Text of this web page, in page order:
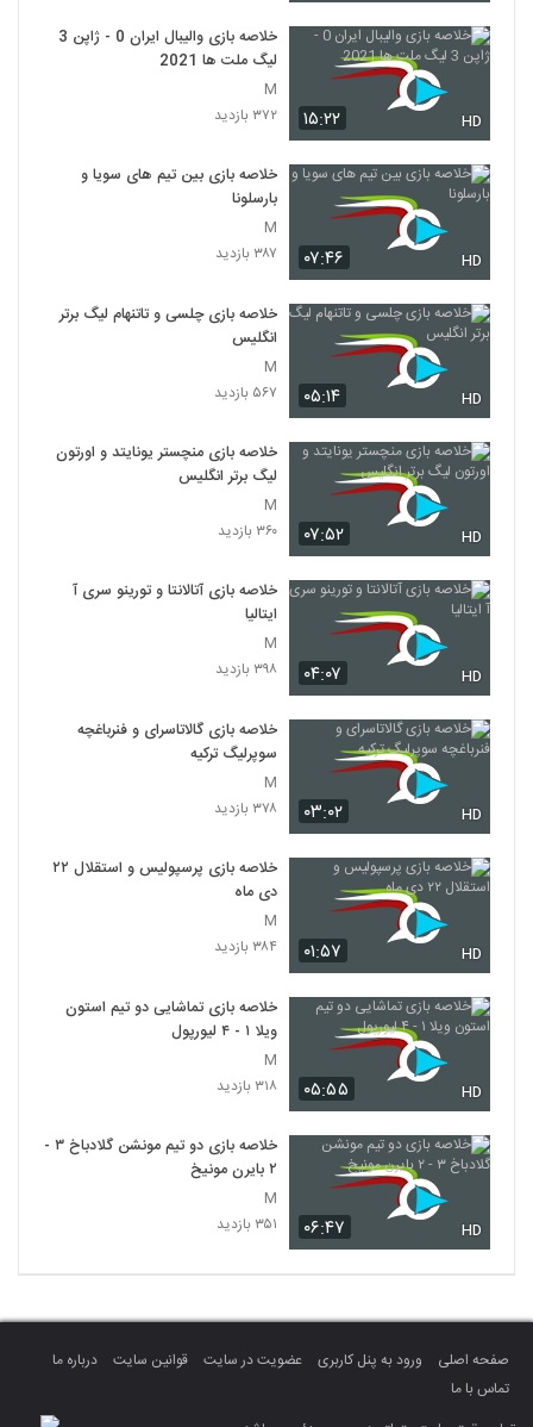
۱۵:۲۲ HD
خلاصه بازی والیبال ایران 0 - ژاپن 3
لیگ ملت ها 2021
M
۳۷۲ بازدید
۰۷:۴۶ HD
خلاصه بازی بین تیم های سویا و
بارسلونا
M
۳۸۷ بازدید
۰۵:۱۴ HD
خلاصه بازی چلسی و تاتنهام لیگ برتر
انگلیس
M
۵۶۷ بازدید
۰۷:۵۲ HD
خلاصه بازی منچستر یونایتد و اورتون
لیگ برتر انگلیس
M
۳۶۰ بازدید
۰۴:۰۷ HD
خلاصه بازی آتالانتا و تورینو سری آ
ایتالیا
M
۳۹۸ بازدید
۰۳:۰۲ HD
خلاصه بازی گالاتاسرای و فنرباغچه
سوپرلیگ ترکیه
M
۳۷۸ بازدید
۰۱:۵۷ HD
خلاصه بازی پرسپولیس و استقلال ۲۲
دی ماه
M
۳۸۴ بازدید
۰۵:۵۵ HD
خلاصه بازی تماشایی دو تیم استون
ویلا ۱ - ۴ لیورپول
M
۳۱۸ بازدید
۰۶:۴۷ HD
خلاصه بازی دو تیم مونشن گلادباخ ۳ -
۲ بایرن مونیخ
M
۳۵۱ بازدید
صفحه اصلی ورود به پنل کاربری عضویت در سایت قوانین سایت
درباره ما
تماس با ما